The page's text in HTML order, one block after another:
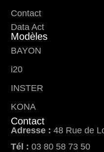
Contact
Data Act
Modèles
BAYON
i20
INSTER
KONA
Contact
Adresse : 48 Rue de
Tél :03 80 58 73 50